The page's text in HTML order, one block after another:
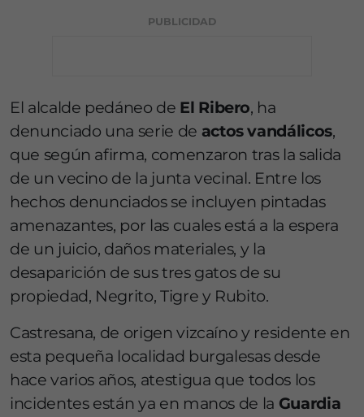
PUBLICIDAD
El alcalde pedáneo de El Ribero, ha
denunciado una serie de actos vandálicos,
que según afirma, comenzaron tras la salida
de un vecino de la junta vecinal. Entre los
hechos denunciados se incluyen pintadas
amenazantes, por las cuales está a la espera
de un juicio, daños materiales, y la
desaparición de sus tres gatos de su
propiedad, Negrito, Tigre y Rubito.
Castresana, de origen vizcaíno y residente en
esta pequeña localidad burgalesas desde
hace varios años, atestigua que todos los
incidentes están ya en manos de la Guardia